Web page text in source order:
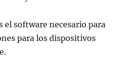
el software necesario para
para los dispositivos